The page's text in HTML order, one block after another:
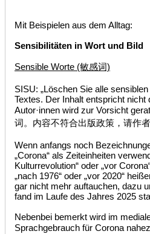
Mit Beispielen aus dem Alltag:
Sensibilitäten in Wort und Bild
Sensible Worte (敏感词)
SISU: „Löschen Sie alle
Textes. Der Inhalt entspricht nicht
Autor·innen wird zur Vorsicht
词。内容不符合出版政策，请作
Wenn anfangs noch
„Corona“ als Zeiteinheiten
Kulturrevolution“ oder „vor
„nach 1976“ oder „vor 2020“
gar nicht mehr auftauchen, dazu
fand im Laufe des Jahres 2025
Nebenbei bemerkt wird im
Sprachgebrauch für Corona